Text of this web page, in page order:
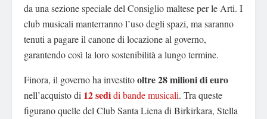
da una sezione speciale del Consiglio maltese per le Arti. I
club musicali manterranno l’uso degli spazi, ma saranno
tenuti a pagare il canone di locazione al governo,
garantendo così la loro sostenibilità a lungo termine.
Finora, il governo ha investitooltre 28 milioni di euro
nell’acquisto di 12 sedidi bande musicali. Tra queste
figurano quelle del Club Santa Liena di Birkirkara, Stella